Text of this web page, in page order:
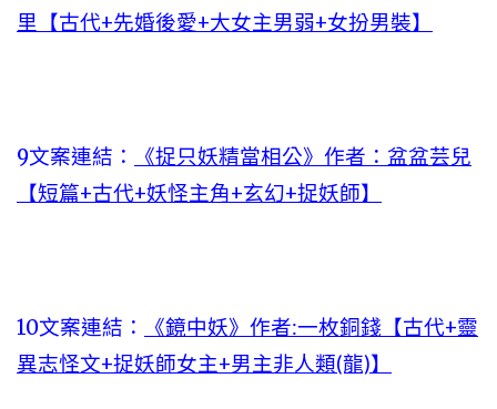
里【古代+先婚後愛+大女主男弱+女扮男裝】
9文案連結：
《捉只妖精當相公》作者：盆盆芸兒
【短篇+古代+妖怪主角+玄幻+捉妖師】
10文案連結：
《鏡中妖》作者:一枚銅錢【古代+靈
異志怪文+捉妖師女主+男主非人類(龍)】